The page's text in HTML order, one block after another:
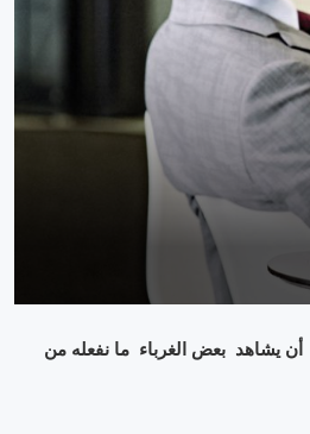
يشاهد بعض الغرباء ما نفعله من